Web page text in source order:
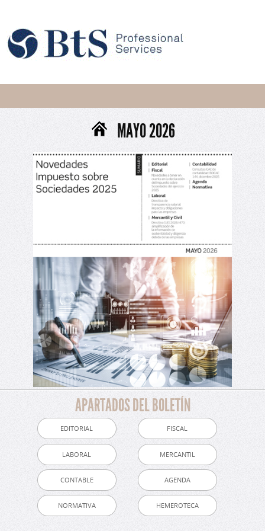
MAYO 2026
APARTADOS DEL BOLETÍN
EDITORIAL FISCAL
LABORAL MERCANTIL
CONTABLE AGENDA
NORMATIVA HEMEROTECA